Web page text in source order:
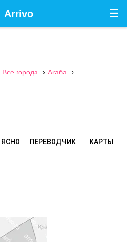
☰
Arrivo
Все города  Акаба

ЯСНО ПЕРЕВОДЧИК КАРТЫ